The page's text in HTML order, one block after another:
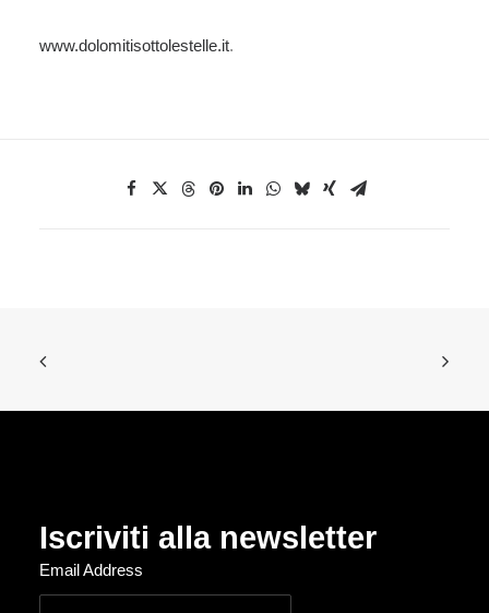
www.dolomitisottolestelle.it.
Iscriviti alla newsletter
Email Address